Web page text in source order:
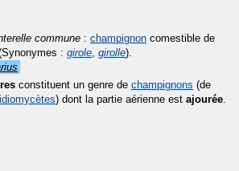
commune : champignon comestible de
: girole, girolle).
constituent un genre de champignons (de
) dont la partie aérienne est ajourée.